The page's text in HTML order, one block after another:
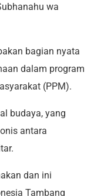
wa
bagian nyata
dalam program
(PPM).
budaya, yang
antara
dan ini
Tambang